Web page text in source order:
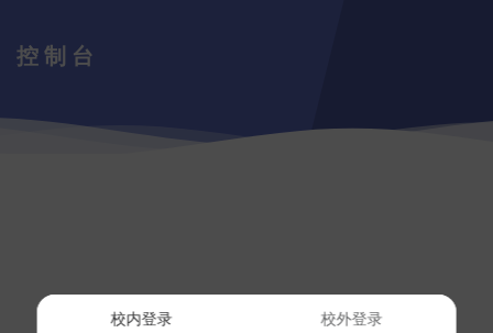
控制台
校内登录 校外登录